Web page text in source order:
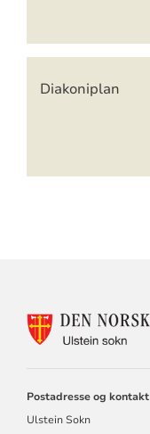
Diakoniplan
Postadresse og kontakt
Ulstein Sokn